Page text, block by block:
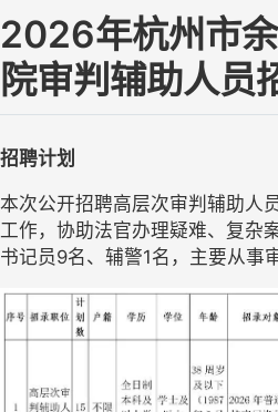
2026年杭州市
院审判辅助人员
招聘计划
本次公开招聘高层次审判辅助人
工作，协助法官办理疑难、复杂
书记员9名、辅警1名，主要从事